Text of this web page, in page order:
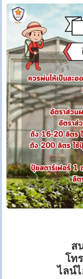
ส
โทร
ไลน์